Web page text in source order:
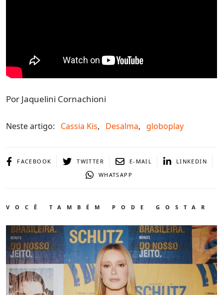
Por Jaquelini Cornachioni
Neste artigo: Cassia Kis, Desalma, globoplay
FACEBOOK TWITTER E-MAIL
LINKEDIN
WHATSAPP
VOCÊ TAMBÉM PODE GOSTAR